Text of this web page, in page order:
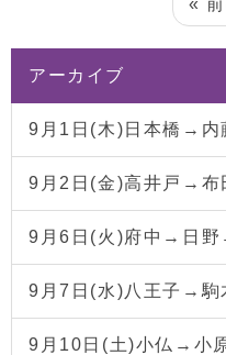
«
アーカイブ
9月1日(木)日本橋→
9月2日(金)高井戸→
9月6日(火)府中→日
9月7日(水)八王子→
9月10日(土)小仏→小